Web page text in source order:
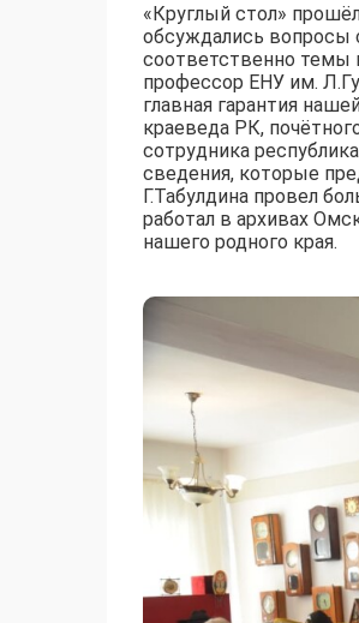
«Круглый стол»
обсуждались вопросы
соответственно темы
профессор ЕНУ им.
главная гарантия
краеведа РК,
сотрудника
сведения, которые
Г.Табулдина провел
работал в архивах
нашего родного края.